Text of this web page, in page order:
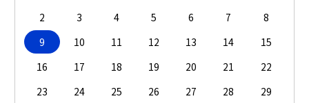
2
3 4 5 6 7
8
9
10 11 12 13 14
15
16
17 18 19 20 21
22
23
24 25 26 27 28
29